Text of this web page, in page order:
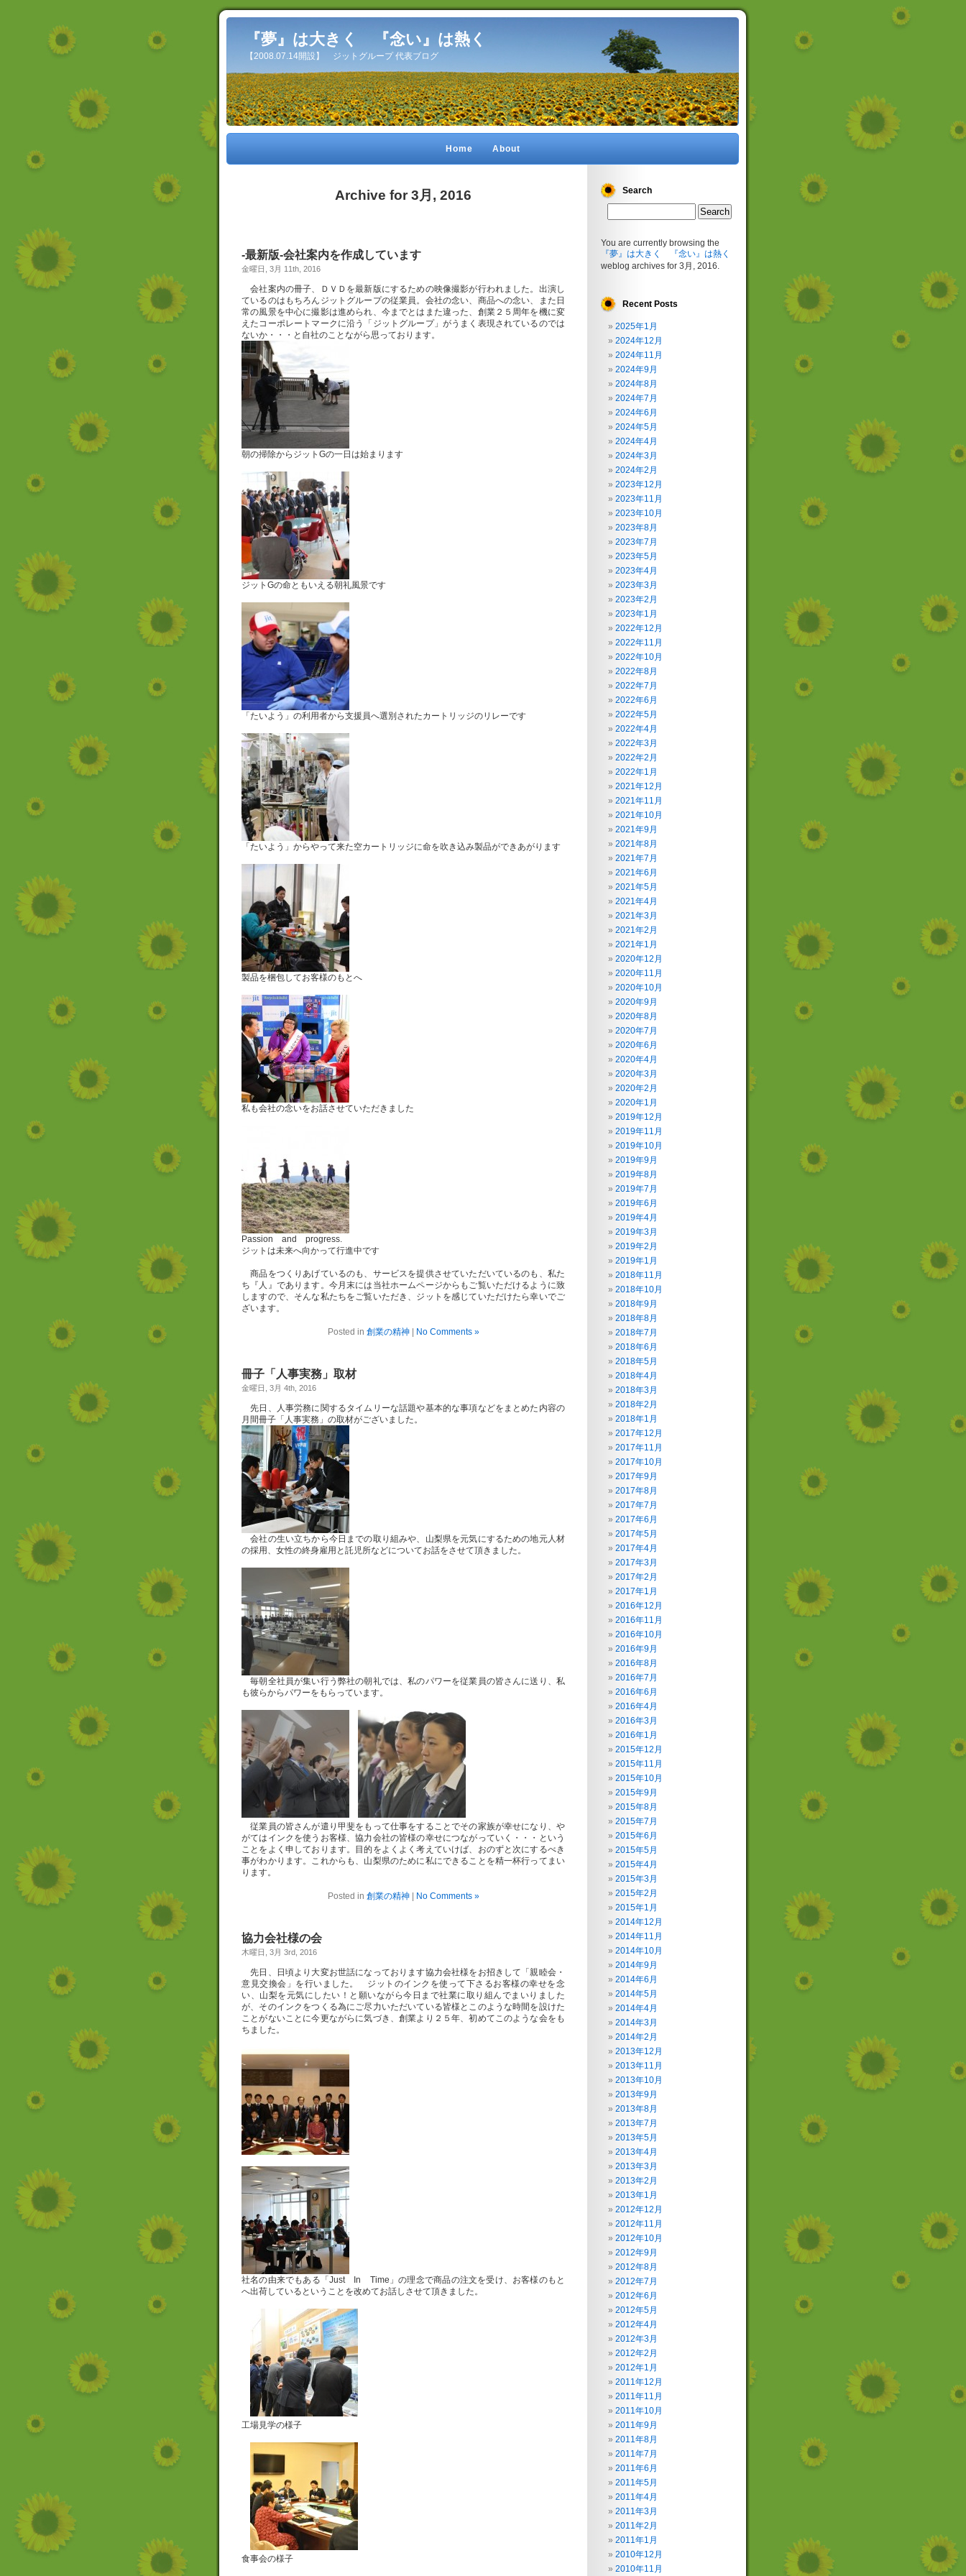
『夢』は大きく 『念い』は熱く
【2008.07.14開設】 ジットグループ 代表ブログ
Home About
Archive for 3月, 2016
‐最新版‐会社案内を作成しています
金曜日, 3月 11th, 2016
会社案内の冊子、ＤＶＤを最新版にするための映像撮影が行われました。出演し
ているのはもちろんジットグループの従業員。会社の念い、商品への念い、また日
常の風景を中心に撮影は進められ、今までとはまた違った、創業２５周年を機に変
えたコーポレートマークに沿う「ジットグループ」がうまく表現されているのでは
ないか・・・と自社のことながら思っております。
朝の掃除からジットGの一日は始まります
ジットGの命ともいえる朝礼風景です
「たいよう」の利用者から支援員へ選別されたカートリッジのリレーです
「たいよう」からやって来た空カートリッジに命を吹き込み製品ができあがります
製品を梱包してお客様のもとへ
私も会社の念いをお話させていただきました
Passion and progress.
ジットは未来へ向かって行進中です
商品をつくりあげているのも、サービスを提供させていただいているのも、私た
ち『人』であります。今月末には当社ホームページからもご覧いただけるように致
しますので、そんな私たちをご覧いただき、ジットを感じていただけたら幸いでご
ざいます。
Posted in 創業の精神| No Comments »
冊子「人事実務」取材
金曜日, 3月 4th, 2016
先日、人事労務に関するタイムリーな話題や基本的な事項などをまとめた内容の
月間冊子「人事実務」の取材がございました。
会社の生い立ちから今日までの取り組みや、山梨県を元気にするための地元人材
の採用、女性の終身雇用と託児所などについてお話をさせて頂きました。
毎朝全社員が集い行う弊社の朝礼では、私のパワーを従業員の皆さんに送り、私
も彼らからパワーをもらっています。
従業員の皆さんが遣り甲斐をもって仕事をすることでその家族が幸せになり、や
がてはインクを使うお客様、協力会社の皆様の幸せにつながっていく・・・という
ことをよく申しております。目的をよくよく考えていけば、おのずと次にするべき
事がわかります。これからも、山梨県のために私にできることを精一杯行ってまい
ります。
Posted in 創業の精神| No Comments »
協力会社様の会
木曜日, 3月 3rd, 2016
先日、日頃より大変お世話になっております協力会社様をお招きして「親睦会・
意見交換会」を行いました。 ジットのインクを使って下さるお客様の幸せを念
い、山梨を元気にしたい！と願いながら今日まで社業に取り組んでまいりました
が、そのインクをつくる為にご尽力いただいている皆様とこのような時間を設けた
ことがないことに今更ながらに気づき、創業より２５年、初めてこのような会をも
ちました。
社名の由来でもある「Just In Time」の理念で商品の注文を受け、お客様のもと
へ出荷しているということを改めてお話しさせて頂きました。
工場見学の様子
食事会の様子
Search
You are currently browsing the
『夢』は大きく 『念い』は熱く
weblog archives for 3月, 2016.
Recent Posts
2025年1月
2024年12月
2024年11月
2024年9月
2024年8月
2024年7月
2024年6月
2024年5月
2024年4月
2024年3月
2024年2月
2023年12月
2023年11月
2023年10月
2023年8月
2023年7月
2023年5月
2023年4月
2023年3月
2023年2月
2023年1月
2022年12月
2022年11月
2022年10月
2022年8月
2022年7月
2022年6月
2022年5月
2022年4月
2022年3月
2022年2月
2022年1月
2021年12月
2021年11月
2021年10月
2021年9月
2021年8月
2021年7月
2021年6月
2021年5月
2021年4月
2021年3月
2021年2月
2021年1月
2020年12月
2020年11月
2020年10月
2020年9月
2020年8月
2020年7月
2020年6月
2020年4月
2020年3月
2020年2月
2020年1月
2019年12月
2019年11月
2019年10月
2019年9月
2019年8月
2019年7月
2019年6月
2019年4月
2019年3月
2019年2月
2019年1月
2018年11月
2018年10月
2018年9月
2018年8月
2018年7月
2018年6月
2018年5月
2018年4月
2018年3月
2018年2月
2018年1月
2017年12月
2017年11月
2017年10月
2017年9月
2017年8月
2017年7月
2017年6月
2017年5月
2017年4月
2017年3月
2017年2月
2017年1月
2016年12月
2016年11月
2016年10月
2016年9月
2016年8月
2016年7月
2016年6月
2016年4月
2016年3月
2016年1月
2015年12月
2015年11月
2015年10月
2015年9月
2015年8月
2015年7月
2015年6月
2015年5月
2015年4月
2015年3月
2015年2月
2015年1月
2014年12月
2014年11月
2014年10月
2014年9月
2014年6月
2014年5月
2014年4月
2014年3月
2014年2月
2013年12月
2013年11月
2013年10月
2013年9月
2013年8月
2013年7月
2013年5月
2013年4月
2013年3月
2013年2月
2013年1月
2012年12月
2012年11月
2012年10月
2012年9月
2012年8月
2012年7月
2012年6月
2012年5月
2012年4月
2012年3月
2012年2月
2012年1月
2011年12月
2011年11月
2011年10月
2011年9月
2011年8月
2011年7月
2011年6月
2011年5月
2011年4月
2011年3月
2011年2月
2011年1月
2010年12月
2010年11月